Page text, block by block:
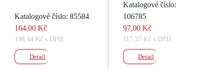
Katalogové číslo: 85584
164,00 Kč
198,44 Kč s DPH
Detail
Katalogové číslo:
106785
97,00 Kč
117,37 Kč s DPH
Detail